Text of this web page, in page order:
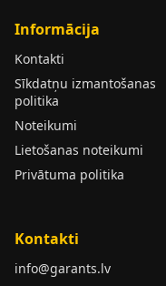
Informācija
Kontakti
Sīkdatņu izmantošanas
politika
Noteikumi
Lietošanas noteikumi
Privātuma politika
Kontakti
info@garants.lv